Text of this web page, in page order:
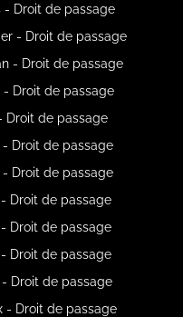
- Droit de passage
- Droit de passage
- Droit de passage
- Droit de passage
Droit de passage
- Droit de passage
- Droit de passage
Droit de passage
Droit de passage
Droit de passage
Droit de passage
- Droit de passage